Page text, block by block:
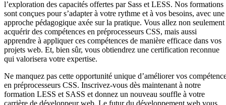
l’exploration des capacités offertes par Sass et LESS. Nos formations
sont conçues pour s’adapter à votre rythme et à vos besoins, avec une
approche pédagogique axée sur la pratique. Vous allez non seulement
acquérir des compétences en préprocesseurs CSS, mais aussi
apprendre à appliquer ces compétences de manière efficace dans vos
projets web. Et, bien sûr, vous obtiendrez une certification reconnue
qui valorisera votre expertise.
Ne manquez pas cette opportunité unique d’améliorer vos
en préprocesseurs CSS. Inscrivez-vous dès maintenant à notre
formation LESS et SASS et donnez un nouveau souffle à votre
carrière de développeur web. Le futur du développement web vous